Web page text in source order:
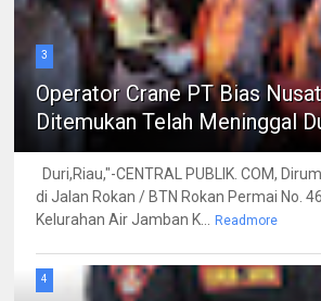
3
Operator Crane PT Bias
Ditemukan Telah Meninggal
Duri,Riau,"-CENTRAL PUBLIK. COM,
di Jalan Rokan / BTN Rokan Permai No.
Kelurahan Air Jamban K...
Readmore
4